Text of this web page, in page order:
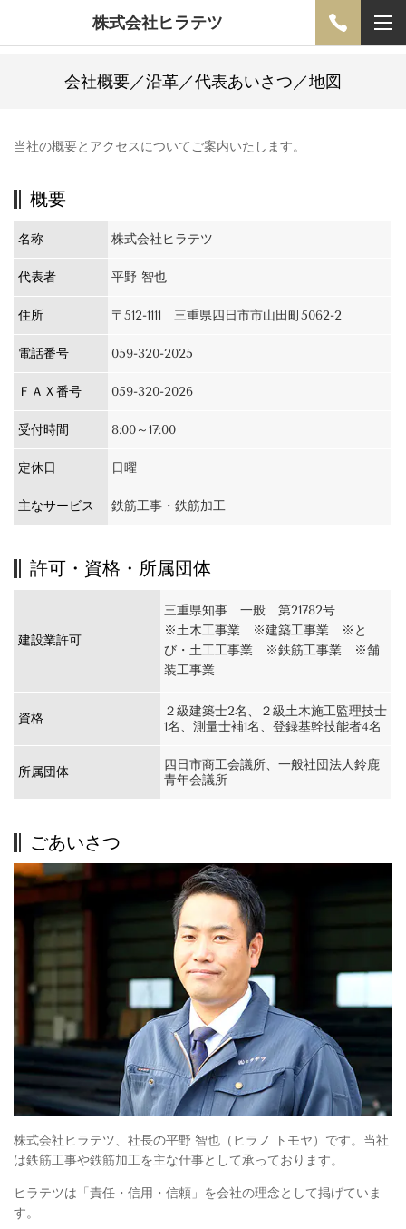
株式会社ヒラテツ
会社概要／沿革／代表あいさつ／地図
当社の概要とアクセスについてご案内いたします。
概要
名称 株式会社ヒラテツ
代表者 平野 智也
住所 〒512-1111 三重県四日市市山田町5062-2
電話番号 059-320-2025
ＦＡＸ番号 059-320-2026
受付時間 8:00～17:00
定休日 日曜
主なサービス 鉄筋工事・鉄筋加工
許可・資格・所属団体
建設業許可
三重県知事 一般 第21782号
※土木工事業 ※建築工事業 ※と
び・土工工事業 ※鉄筋工事業 ※舗
装工事業
資格
２級建築士2名、２級土木施工監理技士
1名、測量士補1名、登録基幹技能者4名
所属団体
四日市商工会議所、一般社団法人鈴鹿
青年会議所
ごあいさつ
株式会社ヒラテツ、社長の平野 智也（ヒラノ トモヤ）です。当社
は鉄筋工事や鉄筋加工を主な仕事として承っております。
ヒラテツは「責任・信用・信頼」を会社の理念として掲げていま
す。